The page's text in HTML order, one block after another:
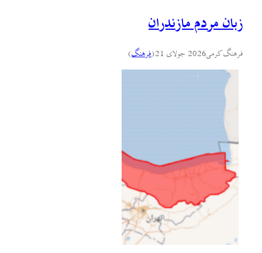
زبان مردم مازندران
فرهنگ کرمی2026 جولای 21 (فرهنگ)